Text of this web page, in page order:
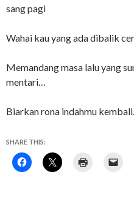
sang pagi
Wahai kau yang ada dibalik
Memandang masa lalu yang
mentari…
Biarkan rona indahmu
SHARE THIS: